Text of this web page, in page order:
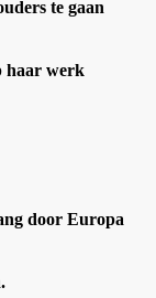
te gaan
haar werk
door Europa